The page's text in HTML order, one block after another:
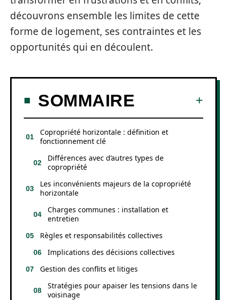
découvrons ensemble les limites de cette
forme de logement, ses contraintes et les
opportunités qui en découlent.
SOMMAIRE
Copropriété horizontale : définition et
fonctionnement clé
Différences avec d’autres types de
copropriété
Les inconvénients majeurs de la copropriété
horizontale
Charges communes : installation et
entretien
Règles et responsabilités collectives
Implications des décisions collectives
Gestion des conflits et litiges
Stratégies pour apaiser les tensions dans le
voisinage